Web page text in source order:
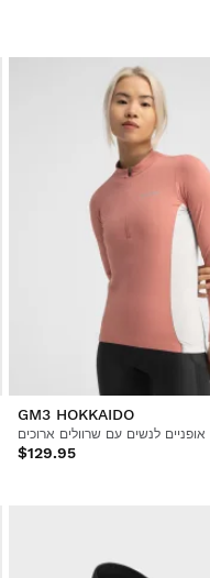
מסיבות של היגיינה
מוצר זה רק אם
לא
GM3 HOKKAIDO
$129.95